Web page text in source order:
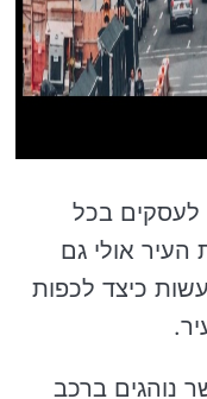
לעסקים בכל
העיר אולי גם
כיצד לכפות
נוהגים ברכב